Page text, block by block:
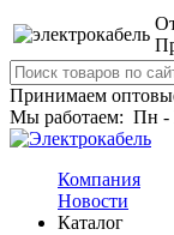
Принимаем
Мы работаем: Пн -
Компания
Новости
Каталог